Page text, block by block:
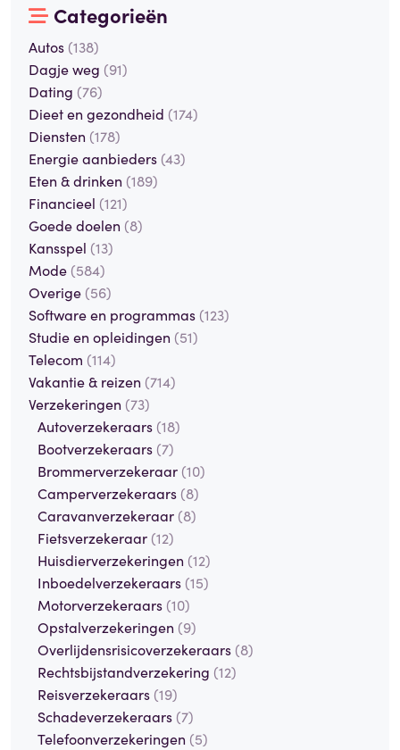
Categorieën
Autos (138)
Dagje weg (91)
Dating (76)
Dieet en gezondheid (174)
Diensten (178)
Energie aanbieders (43)
Eten & drinken (189)
Financieel (121)
Goede doelen (8)
Kansspel (13)
Mode (584)
Overige (56)
Software en programmas (123)
Studie en opleidingen (51)
Telecom (114)
Vakantie & reizen (714)
Verzekeringen (73)
Autoverzekeraars (18)
Bootverzekeraars (7)
Brommerverzekeraar (10)
Camperverzekeraars (8)
Caravanverzekeraar (8)
Fietsverzekeraar (12)
Huisdierverzekeringen (12)
Inboedelverzekeraars (15)
Motorverzekeraars (10)
Opstalverzekeringen (9)
Overlijdensrisicoverzekeraars (8)
Rechtsbijstandverzekering (12)
Reisverzekeraars (19)
Schadeverzekeraars (7)
Telefoonverzekeringen (5)